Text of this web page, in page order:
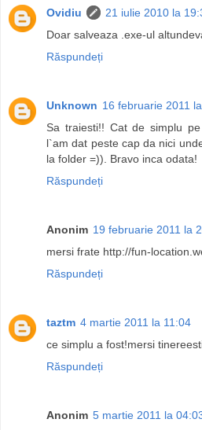
Ovidiu
21 iulie 2010 la
Doar salveaza .exe-ul
Răspundeți
Unknown 16 februarie 2011
Sa traiesti!! Cat de simplu
l`am dat peste cap da nici
la folder =)). Bravo inca odata!
Răspundeți
Anonim 19 februarie 2011 la
mersi frate http://fun-
Răspundeți
taztm 4 martie 2011 la 11:04
ce simplu a fost!mersi
Răspundeți
Anonim 5 martie 2011 la